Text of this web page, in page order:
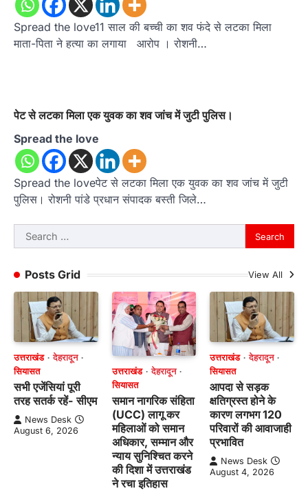
Spread the love11 साल की बच्ची का शव फंदे से लटका मिला
माता-पिता ने हत्या का लगाया आरोप । रोशनी…
पेट से लटका मिला एक युवक का शव जांच में जुटी पुलिस।
Spread the love
Spread the loveपेट से लटका मिला एक युवक का शव जांच में जुटी
पुलिस। रोशनी पांडे प्रधान संपादक बस्ती जिले…
Search
for:
Posts Grid
View All
उत्तराखंड
देहरादून
सियासत
सभी एजेंसियां पूरी
तरह सतर्क रहें- सीएम
News Desk
August 6, 2026
उत्तराखंड
देहरादून
सियासत
समान नागरिक संहिता
(UCC) लागू कर
महिलाओं को समान
अधिकार, सम्मान और
न्याय सुनिश्चित करने
की दिशा में उत्तराखंड
ने रचा इतिहास
उत्तराखंड
देहरादून
सियासत
आपदा से सड़क
क्षतिग्रस्त होने के
कारण लगभग 120
परिवारों की आवाजाही
प्रभावित
News Desk
August 4, 2026